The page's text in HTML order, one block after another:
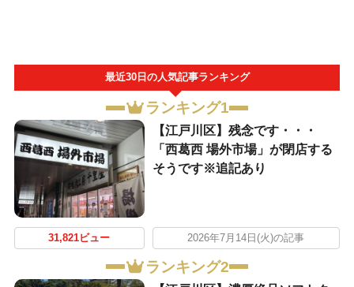
最近30日の人気記事ランキング
ランキング1
【江戸川区】残念です・・・
「西葛西 場外市場」が閉店する
そうです※追記あり
31,821ビュー 2026年7月14日(火)の記事
ランキング2